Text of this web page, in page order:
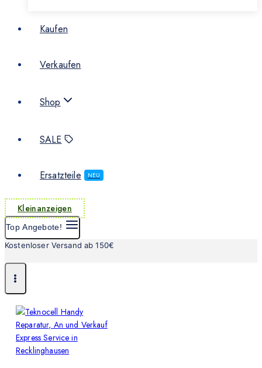
Kaufen
Verkaufen
Shop
SALE
Ersatzteile NEU
Kleinanzeigen
Top Angebote!
Kostenloser Versand ab 150€